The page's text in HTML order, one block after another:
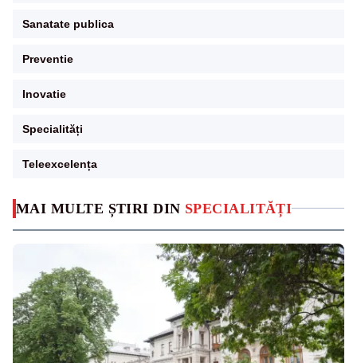
MAI MULTE ȘTIRI DIN SPECIALITĂȚI
Sanatate publica
Preventie
Inovatie
Specialități
Teleexcelența